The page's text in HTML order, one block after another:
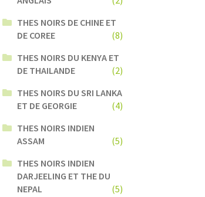
THES NOIRS DE CHINE ET
DE COREE
(8)
THES NOIRS DU KENYA ET
DE THAILANDE
(2)
THES NOIRS DU SRI LANKA
ET DE GEORGIE
(4)
THES NOIRS INDIEN
ASSAM
(5)
THES NOIRS INDIEN
DARJEELING ET THE DU
NEPAL
(5)